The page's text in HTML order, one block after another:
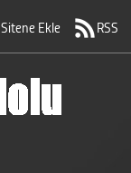
Sitene Ekle RSS